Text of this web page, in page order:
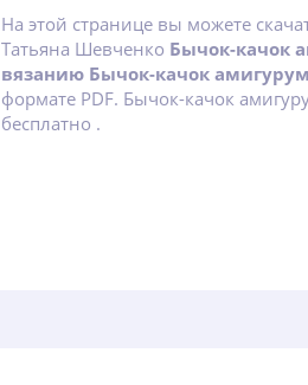
На этой странице вы можете
Татьяна Шевченко Бычок-качок
вязанию Бычок-качок
формате PDF. Бычок-качок
бесплатно .